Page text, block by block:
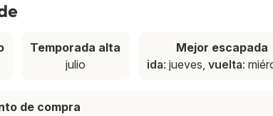
Temporada alta
julio
Mejor escapada
ida: jueves, vuelta:
de compra